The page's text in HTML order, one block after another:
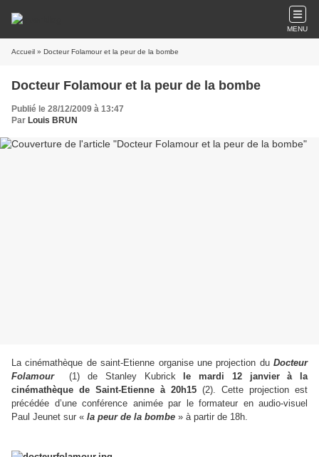
MENU
Accueil » Docteur Folamour et la peur de la bombe
Docteur Folamour et la peur de la bombe
Publié le 28/12/2009 à 13:47
Par Louis BRUN
La cinémathèque de saint-Etienne organise une projection du Docteur
Folamour(1) de Stanley Kubrick
le mardi 12 janvier à la
cinémathèque de Saint-Etienne à 20h15 (2). Cette projection est
précédée d’une conférence animée par le formateur en audio-visuel
Paul Jeunet sur « la peur de la bombe » à partir de 18h.